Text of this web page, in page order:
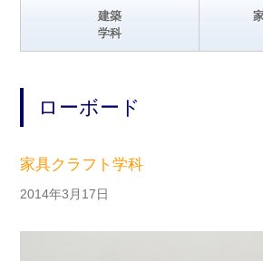
建築
学科
ローボード
家具クラフト学科
2014年3月17日